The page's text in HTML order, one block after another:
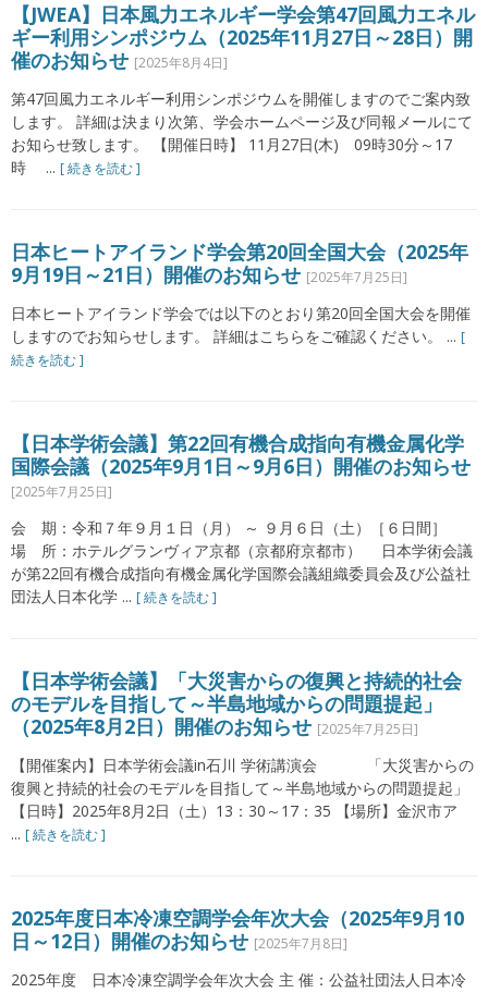
【JWEA】日本風力エネルギー学会第47回風力エネル
ギー利用シンポジウム（2025年11月27日～28日）開
催のお知らせ [2025年8月4日]
第47回風力エネルギー利用シンポジウムを開催しますのでご案内致
します。 詳細は決まり次第、学会ホームページ及び同報メールにて
お知らせ致します。 【開催日時】 11月27日(木) 09時30分～17
時 ... [ 続きを読む ]
日本ヒートアイランド学会第20回全国大会（2025年
9月19日～21日）開催のお知らせ [2025年7月25日]
日本ヒートアイランド学会では以下のとおり第20回全国大会を開催
しますのでお知らせします。 詳細はこちらをご確認ください。 ... [
続きを読む ]
【日本学術会議】第22回有機合成指向有機金属化学
国際会議（2025年9月1日～9月6日）開催のお知らせ
[2025年7月25日]
会 期：令和７年９月１日（月） ～ ９月６日（土）［６日間］
場 所：ホテルグランヴィア京都（京都府京都市） 日本学術会議
が第22回有機合成指向有機金属化学国際会議組織委員会及び公益社
団法人日本化学 ... [ 続きを読む ]
【日本学術会議】「大災害からの復興と持続的社会
のモデルを目指して～半島地域からの問題提起」
（2025年8月2日）開催のお知らせ [2025年7月25日]
【開催案内】日本学術会議in石川 学術講演会 「大災害からの
復興と持続的社会のモデルを目指して～半島地域からの問題提起」
【日時】2025年8月2日（土）13：30～17：35 【場所】金沢市ア
... [ 続きを読む ]
2025年度日本冷凍空調学会年次大会（2025年9月10
日～12日）開催のお知らせ [2025年7月8日]
2025年度 日本冷凍空調学会年次大会 主 催：公益社団法人日本冷